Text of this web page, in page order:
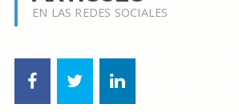
EN LAS REDES SOCIALES